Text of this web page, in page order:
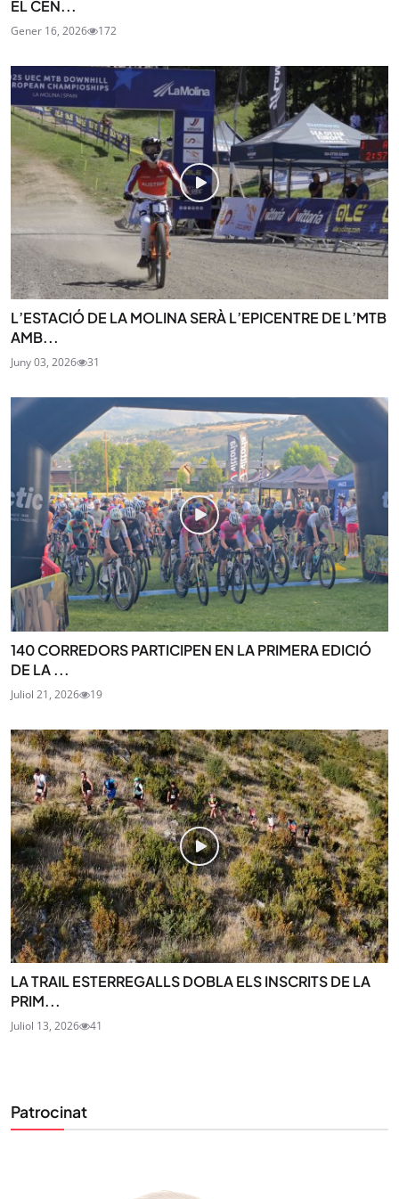
EL CEN...
Gener 16, 2026 172
L’ESTACIÓ DE LA MOLINA SERÀ L’EPICENTRE DE L’MTB
AMB...
Juny 03, 2026 31
140 CORREDORS PARTICIPEN EN LA PRIMERA EDICIÓ
DE LA ...
Juliol 21, 2026 19
LA TRAIL ESTERREGALLS DOBLA ELS INSCRITS DE LA
PRIM...
Juliol 13, 2026 41
Patrocinat